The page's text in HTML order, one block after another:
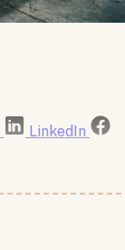
LinkedIn